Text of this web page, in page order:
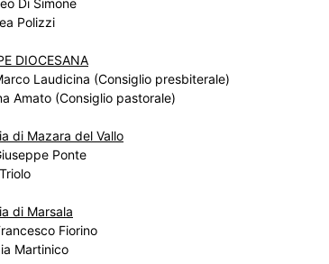
Polizzi
DIOCESANA
Laudicina (Consiglio presbiterale)
Amato (Consiglio pastorale)
di Mazara del Vallo
Ponte
di Marsala
Fiorino
Martinico